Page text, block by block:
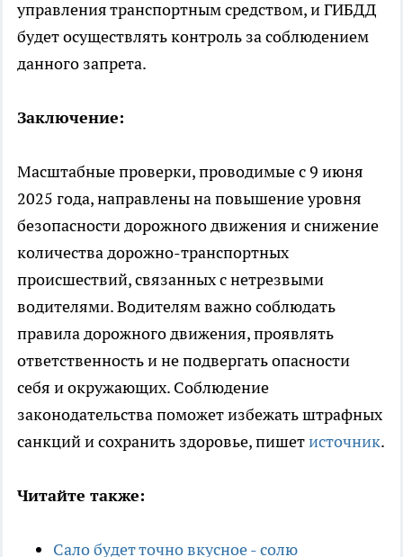
управления транспортным средством, и ГИБДД
будет осуществлять контроль за соблюдением
данного запрета.
Заключение:
Масштабные проверки, проводимые с 9 июня
2025 года, направлены на повышение уровня
безопасности дорожного движения и снижение
количества дорожно-транспортных
происшествий, связанных с нетрезвыми
водителями. Водителям важно соблюдать
правила дорожного движения, проявлять
ответственность и не подвергать опасности
себя и окружающих. Соблюдение
законодательства поможет избежать штрафных
санкций и сохранить здоровье, пишетисточник.
Читайте также:
Сало будет точно вкусное - солю